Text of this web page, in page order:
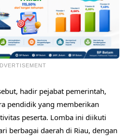
hadir pejabat pemerintah,
pendidik yang memberikan
peserta. Lomba ini diikuti
berbagai daerah di Riau, dengan